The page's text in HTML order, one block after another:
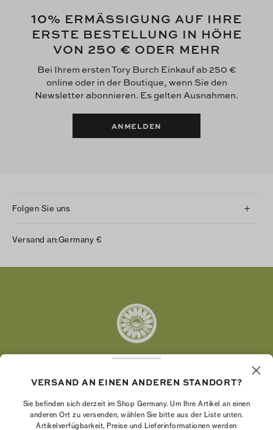
10% ERMÄSSIGUNG AUF IHRE
ERSTE BESTELLUNG IN HÖHE
VON 250 € ODER MEHR
Bei Ihrem ersten Tory Burch Einkauf ab 250 €
online oder in der Boutique, wenn Sie den
Newsletter abonnieren. Es gelten Ausnahmen.
ANMELDEN
Folgen Sie uns
Twitter
Versand an:Germany €
Die Tory Burch Foundation stärkt die
Unternehmerinnen dabei unterstützt, ein starkes
VERSAND AN EINEN ANDEREN STANDORT?
Sie befinden sich derzeit im Shop Germany. Um Ihre Artikel an einen
anderen Ort zu versenden, wählen Sie bitte aus der Liste unten.
Artikelverfügbarkeit, Preise und Lieferinformationen werden